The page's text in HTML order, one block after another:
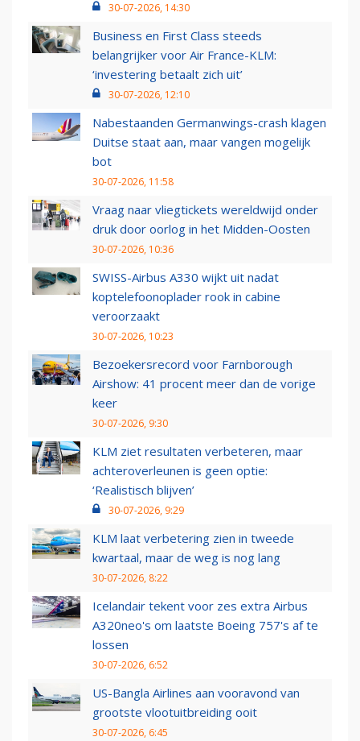
30-07-2026, 14:30
Business en First Class steeds
belangrijker voor Air France-KLM:
‘investering betaalt zich uit’
30-07-2026, 12:10
Nabestaanden Germanwings-crash klagen
Duitse staat aan, maar vangen mogelijk
bot
30-07-2026, 11:58
Vraag naar vliegtickets wereldwijd onder
druk door oorlog in het Midden-Oosten
30-07-2026, 10:36
SWISS-Airbus A330 wijkt uit nadat
koptelefoonoplader rook in cabine
veroorzaakt
30-07-2026, 10:23
Bezoekersrecord voor Farnborough
Airshow: 41 procent meer dan de vorige
keer
30-07-2026, 9:30
KLM ziet resultaten verbeteren, maar
achteroverleunen is geen optie:
‘Realistisch blijven’
30-07-2026, 9:29
KLM laat verbetering zien in tweede
kwartaal, maar de weg is nog lang
30-07-2026, 8:22
Icelandair tekent voor zes extra Airbus
A320neo's om laatste Boeing 757's af te
lossen
30-07-2026, 6:52
US-Bangla Airlines aan vooravond van
grootste vlootuitbreiding ooit
30-07-2026, 6:45